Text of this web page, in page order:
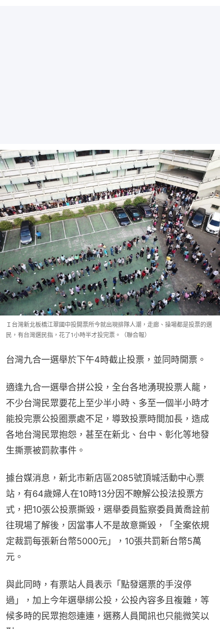
Ｉ台灣新北板橋江翠國中投開票所今就出現排隊人潮，走廊、操場都是投票的選
民，有台灣選民指，花了1小時半才投完票。（聯合報）
台灣九合一選舉於下午4時截止投票，並同時開票。
適逢九合一選舉合拼公投，全台各地湧現投票人龍，
不少台灣民眾要花上至少半小時、多至一個半小時才
能投完票公投圈票處不足，導致投票時間加長，造成
各地台灣民眾抱怨，甚至在新北、台中、彰化等地發
生撕票被罰款事件。
據台媒消息，新北市新店區2085號頂城活動中心票
站，有64歲婦人在10時13分因不瞭解公投法投票方
式，把10張公投票撕毀，選舉委員監察委員黃喬詮前
往現場了解後，因當事人不是故意撕毀，「全案依規
定裁罰每張新台幣5000元」，10張共罰新台幣5萬
元。
與此同時，有票站人員表示「點發選票的手沒停
過」，加上今年選舉綁公投，公投內容多且複雜，等
候多時的民眾抱怨連連，選務人員聞訊也只能微笑以